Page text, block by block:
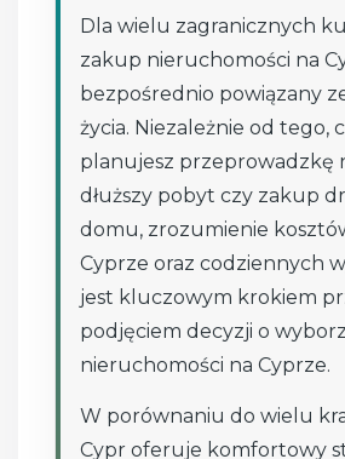
Dla wielu zagranicznych
zakup nieruchomości na
bezpośrednio powiązany
życia. Niezależnie od tego,
planujesz przeprowadzkę
dłuższy pobyt czy zakup
domu, zrozumienie
Cyprze oraz codziennych
jest kluczowym krokiem
podjęciem decyzji o
nieruchomości na Cyprze.
W porównaniu do wielu
Cypr oferuje komfortowy